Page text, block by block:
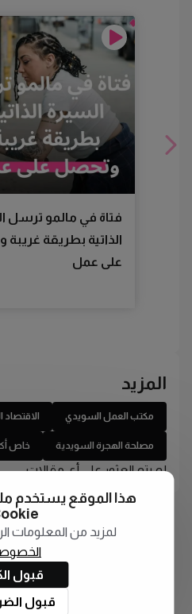
فتاة في مالمو ترسل
الذاتية بطريقة
على عمل
المزيد
مكتب العمل السويدي
مصلحة الهجرة السويدية خاص
لم يتم العثور على أي مقالات
هذا الموقع يستخدم
لمزيد من المعلومات
قبول
قبول